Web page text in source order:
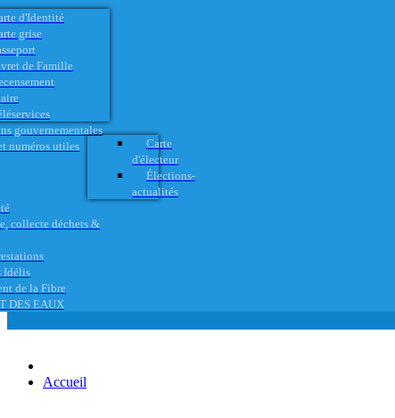
d'Identité
grise
de Famille
gouvernementales
numéros utiles
Carte
d'électeur
Élections-
actualités
collecte déchets &
Idélis
de la Fibre
DES EAUX
Accueil